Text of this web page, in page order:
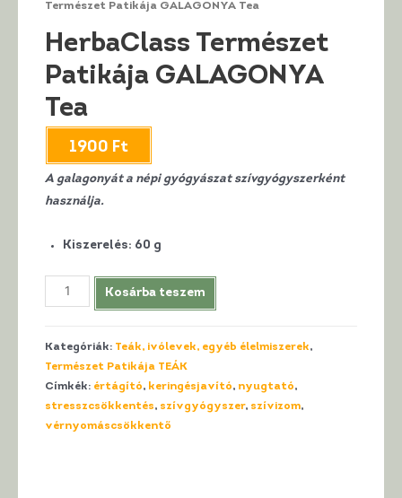
Természet Patikája GALAGONYA Tea
HerbaClass Természet
Patikája GALAGONYA
Tea
1900 Ft
A galagonyát a népi gyógyászat szívgyógyszerként
használja.
Kiszerelés: 60 g
HerbaClass
Természet
GALAGONYA
Kosárba teszem
Kategóriák: Teák, ivólevek, egyéb élelmiszerek,
Természet Patikája TEÁK
Címkék: értágító, keringésjavító, nyugtató,
stresszcsökkentés, szívgyógyszer, szívizom,
vérnyomáscsökkentő